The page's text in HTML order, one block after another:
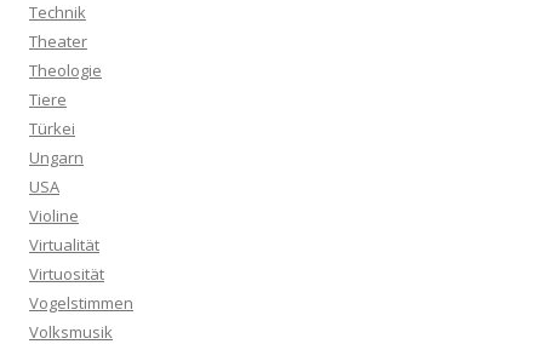
Technik
Theater
Theologie
Tiere
Türkei
Ungarn
USA
Violine
Virtualität
Virtuosität
Vogelstimmen
Volksmusik